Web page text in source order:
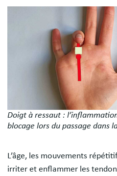
Doigt à ressaut :
blocage lors du passage dans
L’âge, les mouvements
irriter et enflammer les